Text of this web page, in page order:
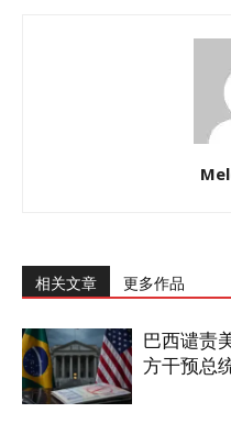
相关文章 更多作品
巴西谴责
方干预总